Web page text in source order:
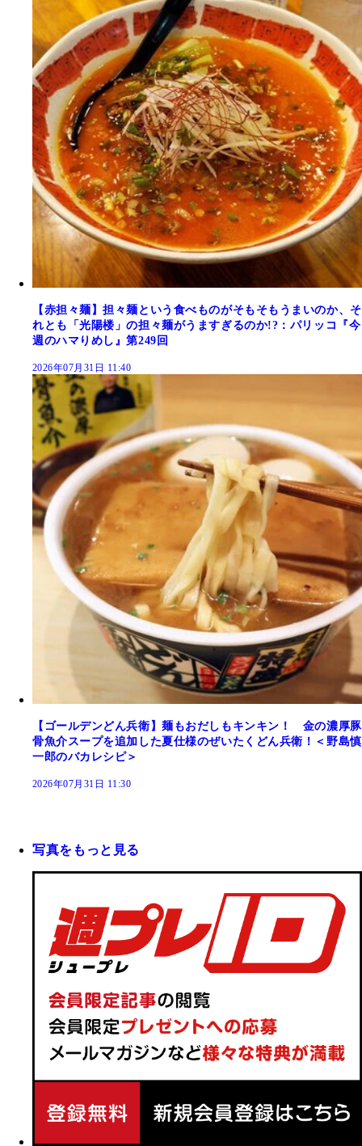
【赤担々麺】担々麺という食べものがそもそもうまいのか、そ
れとも「光陽楼」の担々麺がうますぎるのか!?：パリッコ『今
週のハマりめし』第249回
2026年07月31日 11:40
【ゴールデンどん兵衛】麺もおだしもキンキン！ 金の濃厚豚
骨魚介スープを追加した夏仕様のぜいたくどん兵衛！＜野島慎
一郎のバカレシピ＞
2026年07月31日 11:30
写真をもっと見る